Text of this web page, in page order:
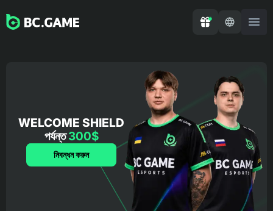
WELCOME SHIELD
পর্যন্ত300$
নিবন্ধন করুন